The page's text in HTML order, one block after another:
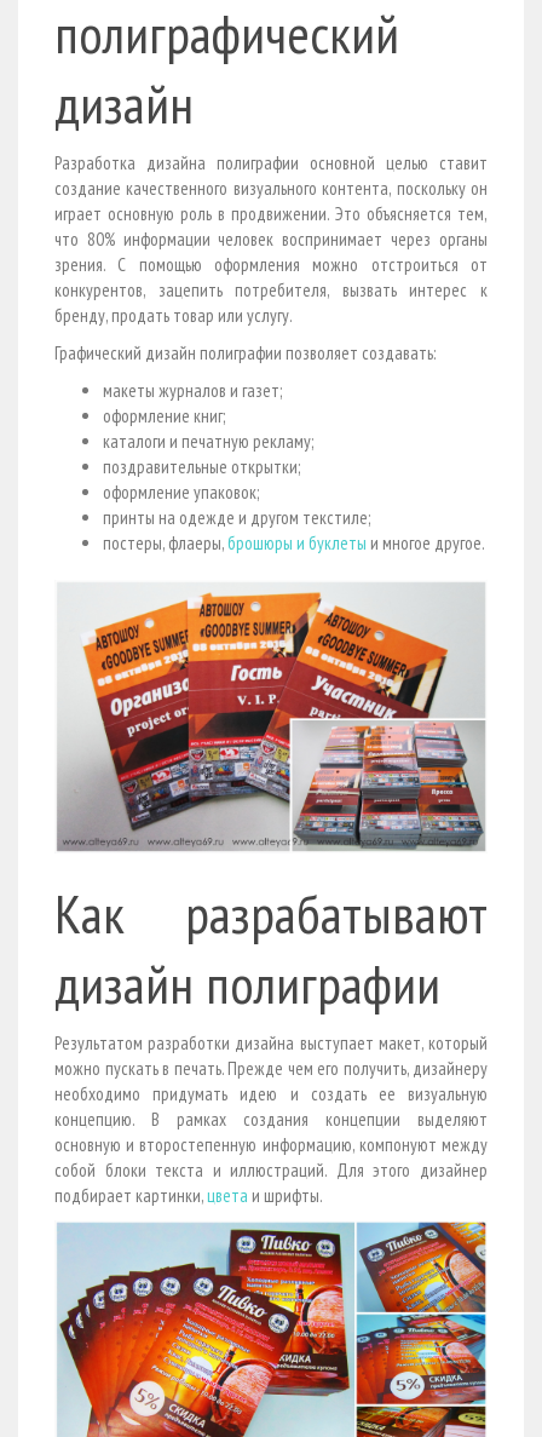
полиграфический
дизайн
Разработка дизайна полиграфии основной целью ставит
создание качественного визуального контента, поскольку он
играет основную роль в продвижении. Это объясняется тем,
что 80% информации человек воспринимает через органы
зрения. С помощью оформления можно отстроиться от
конкурентов, зацепить потребителя, вызвать интерес к
бренду, продать товар или услугу.
Графический дизайн полиграфии позволяет создавать:
макеты журналов и газет;
оформление книг;
каталоги и печатную рекламу;
поздравительные открытки;
оформление упаковок;
принты на одежде и другом текстиле;
постеры, флаеры,брошюры и буклеты и многое другое.
Как разрабатывают
дизайн полиграфии
Результатом разработки дизайна выступает макет, который
можно пускать в печать. Прежде чем его получить, дизайнеру
необходимо придумать идею и создать ее визуальную
концепцию. В рамках создания концепции выделяют
основную и второстепенную информацию, компонуют между
собой блоки текста и иллюстраций. Для этого дизайнер
подбирает картинки,цвета и шрифты.